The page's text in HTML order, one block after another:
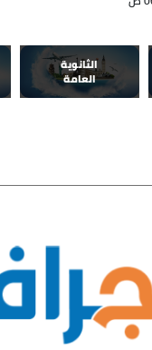
الثانوية
العامة